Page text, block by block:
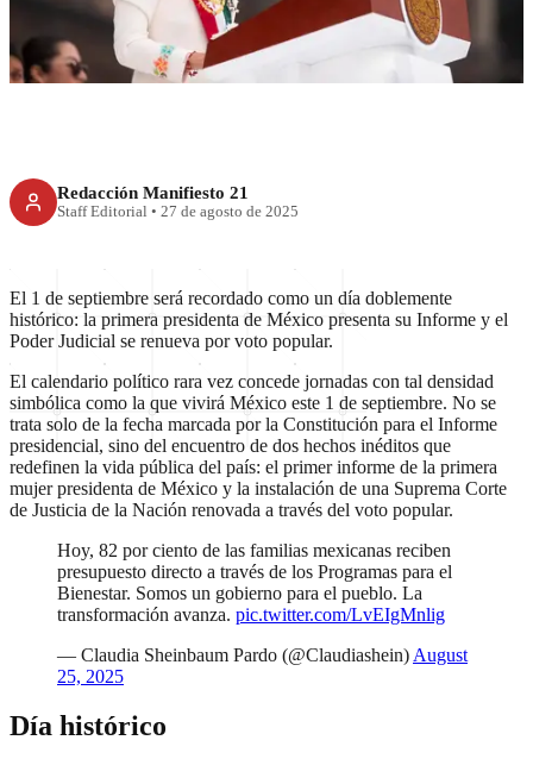
Un 1 de septiembre histórico
Redacción Manifiesto 21
Staff Editorial • 27 de agosto de 2025
El 1 de septiembre será recordado como un día doblemente
histórico: la primera presidenta de México presenta su Informe y el
Poder Judicial se renueva por voto popular.
El calendario político rara vez concede jornadas con tal densidad
simbólica como la que vivirá México este 1 de septiembre. No se
trata solo de la fecha marcada por la Constitución para el Informe
presidencial, sino del encuentro de dos hechos inéditos que
redefinen la vida pública del país: el primer informe de la primera
mujer presidenta de México y la instalación de una Suprema Corte
de Justicia de la Nación renovada a través del voto popular.
Hoy, 82 por ciento de las familias mexicanas reciben
presupuesto directo a través de los Programas para el
Bienestar. Somos un gobierno para el pueblo. La
transformación avanza. pic.twitter.com/LvEIgMnlig
— Claudia Sheinbaum Pardo (@Claudiashein) August
25, 2025
Día histórico